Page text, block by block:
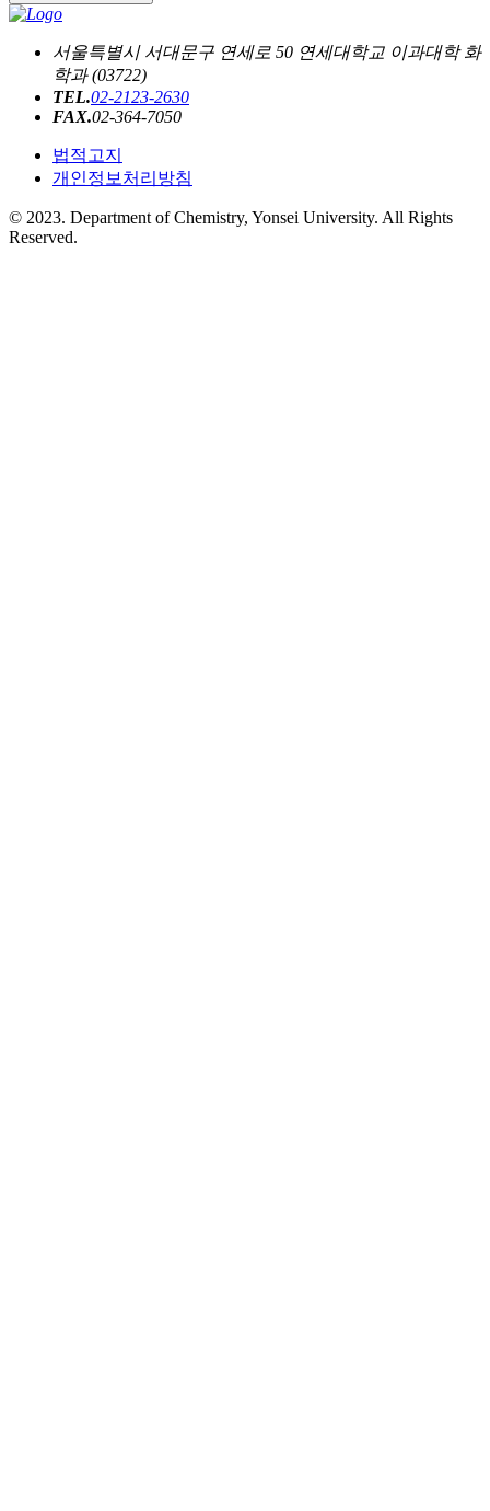
서울특별시 서대문구 연세로 50 연세대학교 이과대학 화
학과 (03722)
TEL.02-2123-2630
FAX.02-364-7050
법적고지
개인정보처리방침
© 2023. Department of Chemistry, Yonsei University. All Rights
Reserved.